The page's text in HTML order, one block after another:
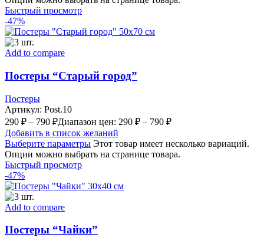
Быстрый просмотр
-47%
Add to compare
Постеры “Старый город”
Постеры
Артикул: Post.10
290 ₽ – 790 ₽Диапазон цен: 290 ₽ – 790 ₽
Добавить в список желаний
Выберите параметры Этот товар имеет несколько вариаций.
Опции можно выбрать на странице товара.
Быстрый просмотр
-47%
Add to compare
Постеры “Чайки”